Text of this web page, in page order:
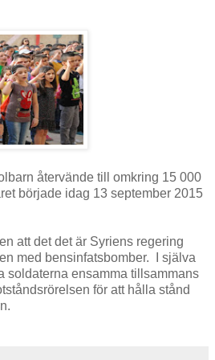
återvände till omkring 15 000
började idag 13 september 2015
att det det är Syriens regering
med bensinfatsbomber. I själva
soldaterna ensamma tillsammans
för att hålla stånd